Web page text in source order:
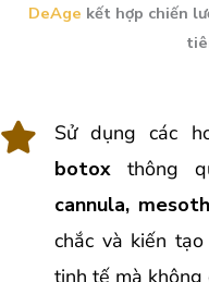
DeAge kết hợp chiến
Sử dụng các
botox thông
cannula,
chắc và kiến
tinh tế mà